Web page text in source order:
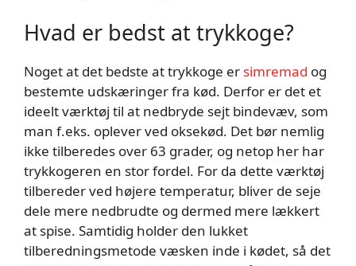
Hvad er bedst at trykkoge?
Noget at det bedste at trykkoge er simremad og
bestemte udskæringer fra kød. Derfor er det et
ideelt værktøj til at nedbryde sejt bindevæv, som
man f.eks. oplever ved oksekød. Det bør nemlig
ikke tilberedes over 63 grader, og netop her har
trykkogeren en stor fordel. For da dette værktøj
tilbereder ved højere temperatur, bliver de seje
dele mere nedbrudte og dermed mere lækkert
at spise. Samtidig holder den lukket
tilberedningsmetode væsken inde i kødet, så det